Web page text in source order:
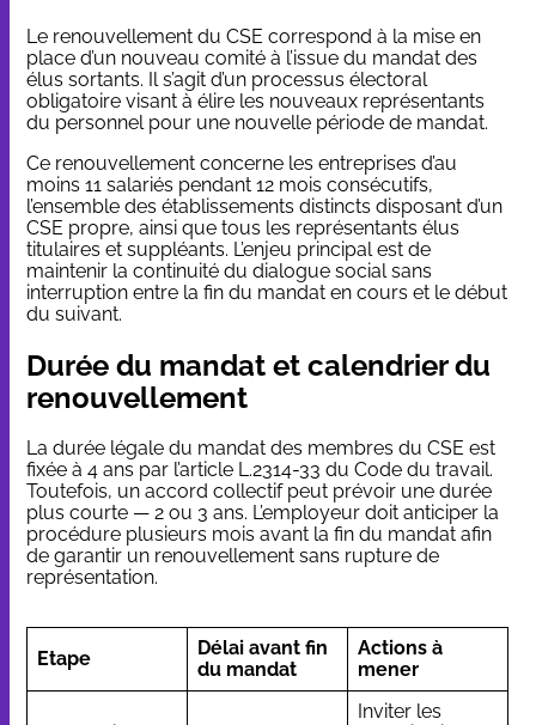
Le renouvellement du CSE correspond à la mise en
place d’un nouveau comité à l’issue du mandat des
élus sortants. Il s’agit d’un processus électoral
obligatoire visant à élire les nouveaux représentants
du personnel pour une nouvelle période de mandat.
Ce renouvellement concerne les entreprises d’au
moins 11 salariés pendant 12 mois consécutifs,
l’ensemble des établissements distincts disposant d’un
CSE propre, ainsi que tous les représentants élus
titulaires et suppléants. L’enjeu principal est de
maintenir la continuité du dialogue social sans
interruption entre la fin du mandat en cours et le début
du suivant.
Durée du mandat et calendrier du
renouvellement
La durée légale du mandat des membres du CSE est
fixée à 4 ans par l’article L.2314-33 du Code du travail.
Toutefois, un accord collectif peut prévoir une durée
plus courte — 2 ou 3 ans. L’employeur doit anticiper la
procédure plusieurs mois avant la fin du mandat afin
de garantir un renouvellement sans rupture de
représentation.
Etape
Délai avant fin
du mandat
Actions à
mener
Inviter les